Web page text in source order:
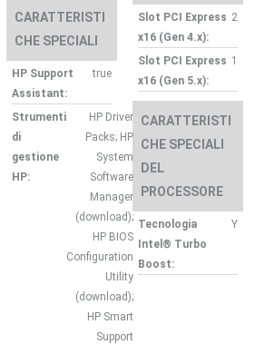
CARATTERISTI
CHE SPECIALI
HP Support
Assistant:
true
Strumenti
di
gestione
HP:
HP Driver
Packs; HP
System
Software
Manager
(download);
HP BIOS
Configuration
Utility
(download);
HP Smart
Support
Slot PCI Express
x16 (Gen 4.x):
2
Slot PCI Express
x16 (Gen 5.x):
1
CARATTERISTI
CHE SPECIALI
DEL
PROCESSORE
Tecnologia
Intel® Turbo
Boost:
Y